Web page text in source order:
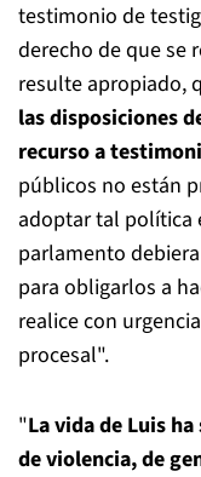
testimonio de
derecho de que se
resulte apropiado,
las disposiciones
recurso a
públicos no están
adoptar tal política
parlamento
para obligarlos a
realice con
procesal".
"La vida de Luis
de violencia, de